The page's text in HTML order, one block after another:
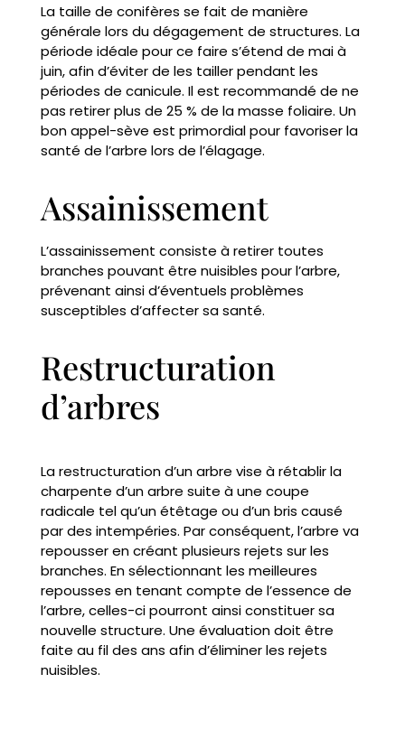
La taille de conifères se fait de manière
générale lors du dégagement de structures. La
période idéale pour ce faire s’étend de mai à
juin, afin d’éviter de les tailler pendant les
périodes de canicule. Il est recommandé de ne
pas retirer plus de 25 % de la masse foliaire. Un
bon appel-sève est primordial pour favoriser la
santé de l’arbre lors de l’élagage.
Assainissement
L’assainissement consiste à retirer toutes
branches pouvant être nuisibles pour l’arbre,
prévenant ainsi d’éventuels problèmes
susceptibles d’affecter sa santé.
Restructuration
d’arbres
La restructuration d’un arbre vise à rétablir la
charpente d’un arbre suite à une coupe
radicale tel qu’un étêtage ou d’un bris causé
par des intempéries. Par conséquent, l’arbre va
repousser en créant plusieurs rejets sur les
branches. En sélectionnant les meilleures
repousses en tenant compte de l’essence de
l’arbre, celles-ci pourront ainsi constituer sa
nouvelle structure. Une évaluation doit être
faite au fil des ans afin d’éliminer les rejets
nuisibles.